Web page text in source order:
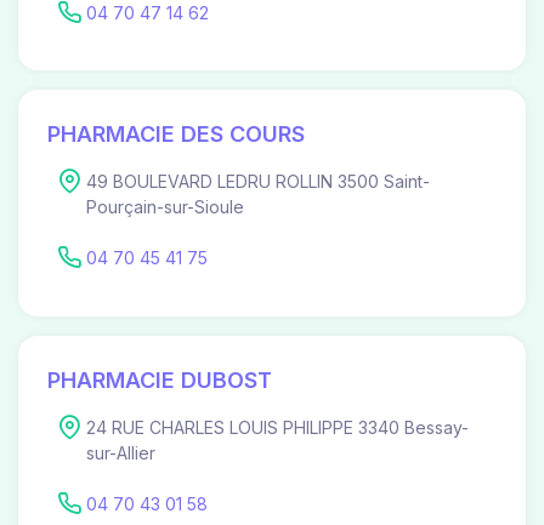
04 70 47 14 62
PHARMACIE DES COURS
49 BOULEVARD LEDRU ROLLIN 3500 Saint-
Pourçain-sur-Sioule
04 70 45 41 75
PHARMACIE DUBOST
24 RUE CHARLES LOUIS PHILIPPE 3340 Bessay-
sur-Allier
04 70 43 01 58